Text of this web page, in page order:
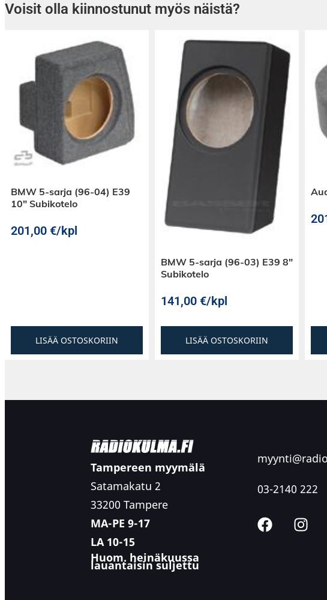
Voisit olla kiinnostunut myös näistä?
BMW 5-sarja (96-04) E39
10″ Subikotelo
201,00 €/kpl
LISÄÄ OSTOSKORIIN
BMW 5-sarja (96-03) E39 8″
Subikotelo
141,00 €/kpl
LISÄÄ OSTOSKORIIN
Tampereen myymälä
Satamakatu 2
33200 Tampere
MA-PE 9-17
LA 10-15
Huom. heinäkuussa
lauantaisin suljettu
03-2140 222